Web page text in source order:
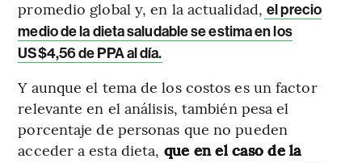
promedio global y, en la actualidad, el precio
medio de la dieta saludable se estima en los
US$4,56 de PPA al día.
Y aunque el tema de los costos es un factor
relevante en el análisis, también pesa el
porcentaje de personas que no pueden
acceder a esta dieta, que en el caso de la